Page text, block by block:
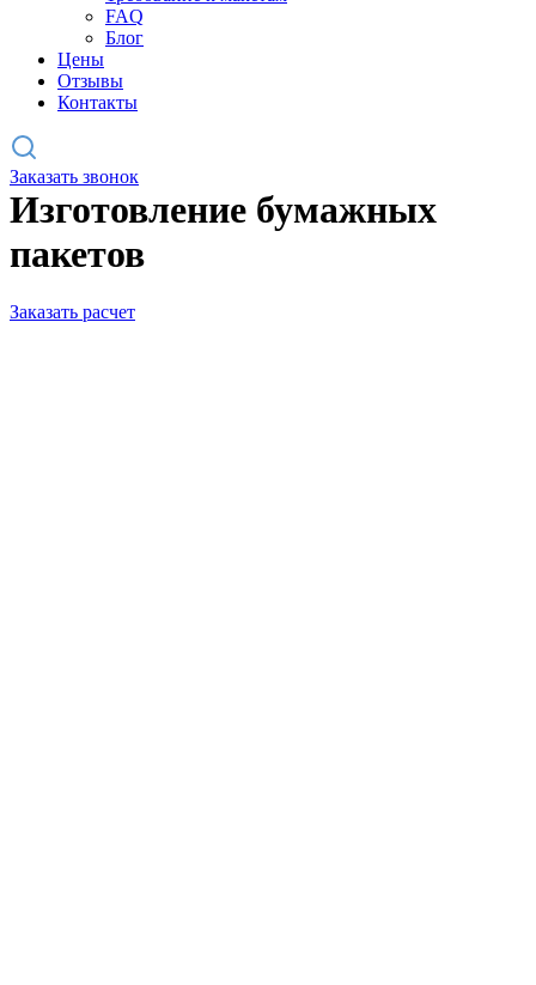
FAQ
Блог
Цены
Отзывы
Контакты
Заказать звонок
Изготовление бумажных
пакетов
Заказать расчет